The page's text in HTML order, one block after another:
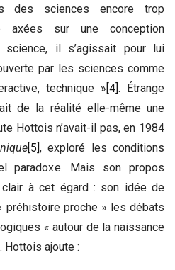
des sciences encore trop
axées sur une conception
il s’agissait pour lui
par les sciences comme
technique »[4]. Étrange
de la réalité elle-même une
Hottois n’avait-il pas, en 1984
[5], exploré les conditions
paradoxe. Mais son propos
à cet égard : son idée de
préhistoire proche » les débats
« autour de la naissance
Hottois ajoute :